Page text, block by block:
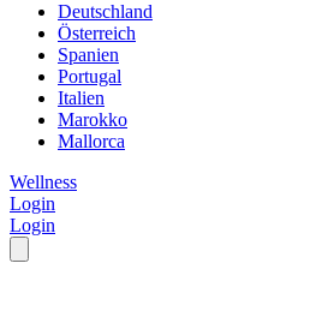
Deutschland
Österreich
Spanien
Portugal
Italien
Marokko
Mallorca
Wellness
Login
Login